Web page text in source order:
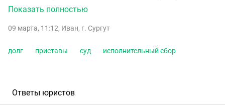
лучше уже так, чем вообще никак...
суммы около 20т.р. И последнии пару месяцев заметил,
должника, стала приходить мне не полностью, а допустим
это, что основной долг должником еще не выплачен, а
Показать полностью
09 марта, 11:12, Иван, г. Сургут
долг приставы суд исполнительный сбор
Ответы юристов